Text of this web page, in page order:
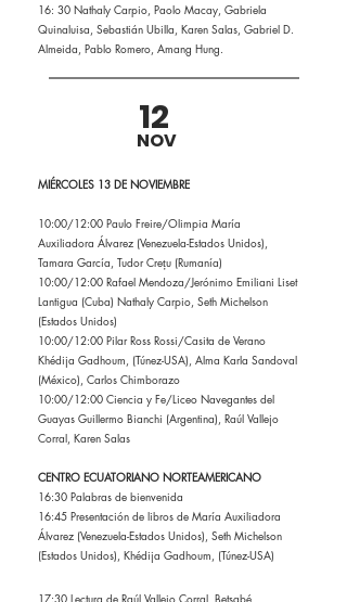
16: 30 Nathaly Carpio, Paolo Macay, Gabriela
Quinaluisa, Sebastián Ubilla, Karen Salas, Gabriel D.
Almeida, Pablo Romero, Amang Hung.
12
NOV
MIÉRCOLES 13 DE NOVIEMBRE
10:00/12:00 Paulo Freire/Olimpia María
Auxiliadora Álvarez (Venezuela-Estados Unidos),
Tamara García, Tudor Crețu (Rumanía)
10:00/12:00 Rafael Mendoza/Jerónimo Emiliani Liset
Lantigua (Cuba) Nathaly Carpio, Seth Michelson
(Estados Unidos)
10:00/12:00 Pilar Ross Rossi/Casita de Verano
Khédija Gadhoum, (Túnez-USA), Alma Karla Sandoval
(México), Carlos Chimborazo
10:00/12:00 Ciencia y Fe/Liceo Navegantes del
Guayas Guillermo Bianchi (Argentina), Raúl Vallejo
Corral, Karen Salas
CENTRO ECUATORIANO NORTEAMERICANO
16:30 Palabras de bienvenida
16:45 Presentación de libros de María Auxiliadora
Álvarez (Venezuela-Estados Unidos), Seth Michelson
(Estados Unidos), Khédija Gadhoum, (Túnez-USA)
17:30 Lectura de Raúl Vallejo Corral, Betsabé